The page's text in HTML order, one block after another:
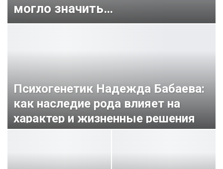
могло значить…
Психогенетик Надежда Бабаева:
как наследие рода влияет на
характер и жизненные решения